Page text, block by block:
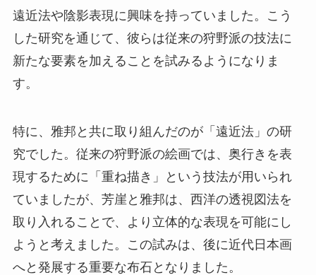
遠近法や陰影表現に興味を持っていました。こう
した研究を通じて、彼らは従来の狩野派の技法に
新たな要素を加えることを試みるようになりま
す。
特に、雅邦と共に取り組んだのが「遠近法」の研
究でした。従来の狩野派の絵画では、奥行きを表
現するために「重ね描き」という技法が用いられ
ていましたが、芳崖と雅邦は、西洋の透視図法を
取り入れることで、より立体的な表現を可能にし
ようと考えました。この試みは、後に近代日本画
へと発展する重要な布石となりました。